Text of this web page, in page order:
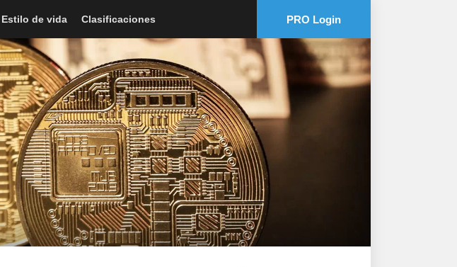
Estilo de vida Clasificaciones PRO Login